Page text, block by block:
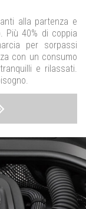
alla partenza e
Più 40% di coppia
per sorpassi
con un consumo
e rilassati.